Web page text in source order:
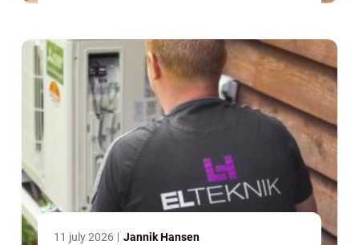
11 july 2026 Jannik Hansen